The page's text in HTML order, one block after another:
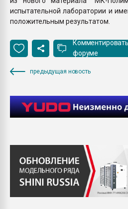
испытательной лаборатории и
положительным результатом.
форуме
предыдущая новость